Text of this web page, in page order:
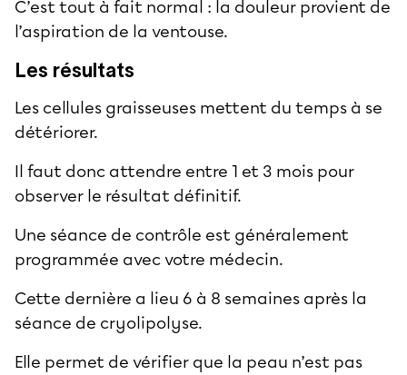
C’est tout à fait normal : la douleur provient de
l’aspiration de la ventouse.
Les résultats
Les cellules graisseuses mettent du temps à se
détériorer.
Il faut donc attendre entre 1 et 3 mois pour
observer le résultat définitif.
Une séance de contrôle est généralement
programmée avec votre médecin.
Cette dernière a lieu 6 à 8 semaines après la
séance de cryolipolyse.
Elle permet de vérifier que la peau n’est pas